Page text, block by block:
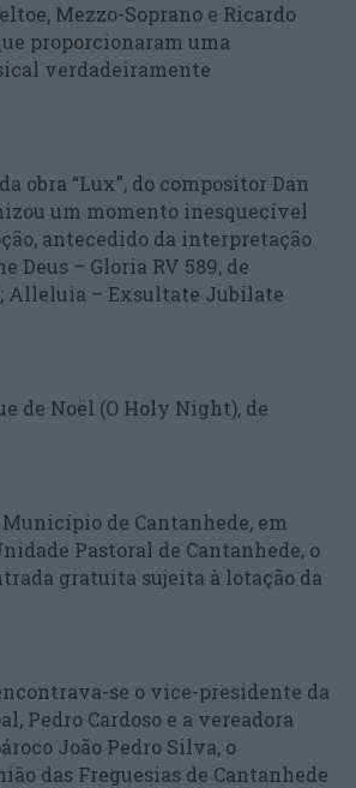
Mezzo-Soprano e Ricardo
proporcionaram uma
verdadeiramente
obra “Lux”, do compositor Dan
um momento inesquecível
antecedido da interpretação
Deus – Gloria RV 589, de
– Exsultate Jubilate
de Noël (O Holy Night), de
de Cantanhede, em
Pastoral de Cantanhede, o
gratuita sujeita à lotação da
se o vice-presidente da
Pedro Cardoso e a vereadora
João Pedro Silva, o
das Freguesias de Cantanhede